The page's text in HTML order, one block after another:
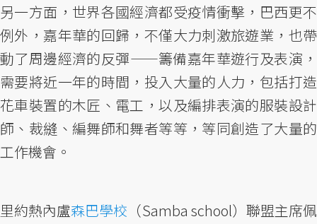
另一方面，世界各國經濟都受疫情衝擊，巴西更不
例外，嘉年華的回歸，不僅大力刺激旅遊業，也帶
動了周邊經濟的反彈——籌備嘉年華遊行及表演，
需要將近一年的時間，投入大量的人力，包括打造
花車裝置的木匠、電工，以及編排表演的服裝設計
師、裁縫、編舞師和舞者等等，等同創造了大量的
工作機會。
里約熱內盧森巴學校 （Samba school）聯盟主席佩